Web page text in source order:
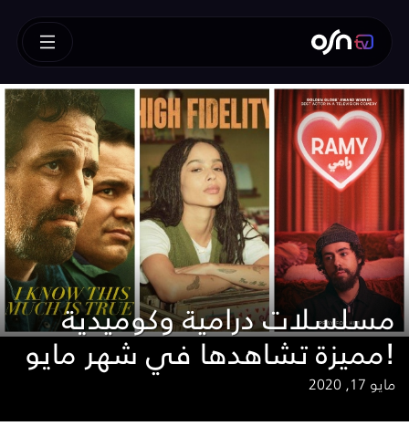
مسلسلات درامية وكوميدية
مميزة تشاهدها في شهر مايو!
مايو 17, 2020